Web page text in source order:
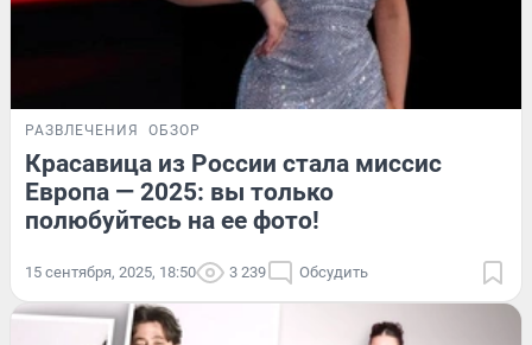
РАЗВЛЕЧЕНИЯ ОБЗОР
Красавица из России стала миссис
Европа — 2025: вы только
полюбуйтесь на ее фото!
15 сентября, 2025, 18:50 3 239 Обсудить